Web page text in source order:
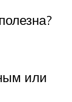
или